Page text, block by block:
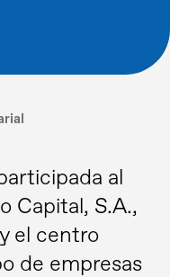
al
Capital, S.A.,
el centro
de empresas